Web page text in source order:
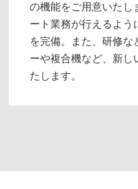
の機能をご用意いたし
ート業務が行えるよう
を完備。また、研修な
ーや複合機など、新し
たします。